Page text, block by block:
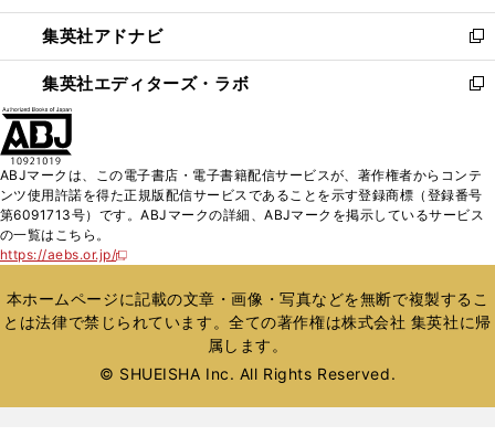
開
く
ウ
で
開
く
ン
ド
ウ
で
ウ
ィ
ン
ド
く
集英社アドナビ
新
し
い
ド
ウ
で
集英社エディターズ・ラボ
新
ィ
ン
ド
開
く
ABJマークは、この電子書店・電子書籍配信サービスが、著作権者からコンテ
ンツ使用許諾を得た正規版配信サービスであることを示す登録商標（登録番号
第6091713号）です。ABJマークの詳細、ABJマークを掲示しているサービス
の一覧はこちら。
https://aebs.or.jp/
新
い
ウ
ィ
ウ
本ホームページに記載の文章・画像・写真などを無断で複製するこ
とは法律で禁じられています。全ての著作権は株式会社 集英社に帰
属します。
© SHUEISHA Inc. All Rights Reserved.